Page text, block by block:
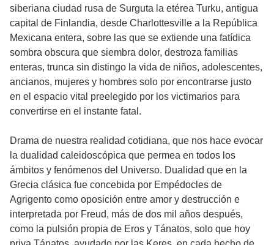
siberiana ciudad rusa de Surguta la etérea Turku, antigua
capital de Finlandia, desde Charlottesville a la República
Mexicana entera, sobre las que se extiende una fatídica
sombra obscura que siembra dolor, destroza familias
enteras, trunca sin distingo la vida de niños, adolescentes,
ancianos, mujeres y hombres solo por encontrarse justo
en el espacio vital preelegido por los victimarios para
convertirse en el instante fatal.
Drama de nuestra realidad cotidiana, que nos hace evocar
la dualidad caleidoscópica que permea en todos los
ámbitos y fenómenos del Universo. Dualidad que en la
Grecia clásica fue concebida por Empédocles de
Agrigento como oposición entre amor y destrucción e
interpretada por Freud, más de dos mil años después,
como la pulsión propia de Eros y Tánatos, solo que hoy